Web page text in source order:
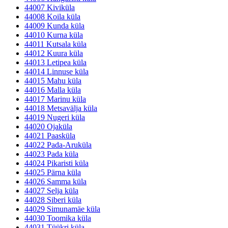
44007 Kiviküla
44008 Koila küla
44009 Kunda küla
44010 Kurna küla
44011 Kutsala küla
44012 Kuura küla
44013 Letipea küla
44014 Linnuse küla
44015 Mahu küla
44016 Malla küla
44017 Marinu küla
44018 Metsavälja küla
44019 Nugeri küla
44020 Ojaküla
44021 Paasküla
44022 Pada-Aruküla
44023 Pada küla
44024 Pikaristi küla
44025 Pärna küla
44026 Samma küla
44027 Selja küla
44028 Siberi küla
44029 Simunamäe küla
44030 Toomika küla